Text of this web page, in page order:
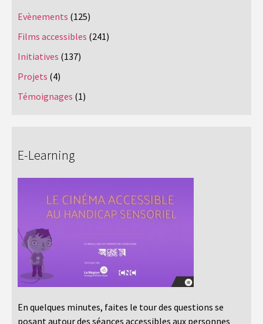
Evènements (125)
Films accessibles (241)
Initiatives (137)
Projets (4)
Témoignages (1)
E-Learning
En quelques minutes, faites le tour des questions se
posant autour des séances accessibles aux personnes